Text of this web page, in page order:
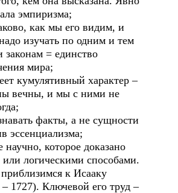
эмпиризма;
как мы его видим, и
изучать по одним и тем
= единство
мира;
кумулятивный характер –
вечны, и мы с ними не
факты, а не сущности
эссенциализма;
которое доказано
логическими способами.
к Исааку
1727). Ключевой его труд –